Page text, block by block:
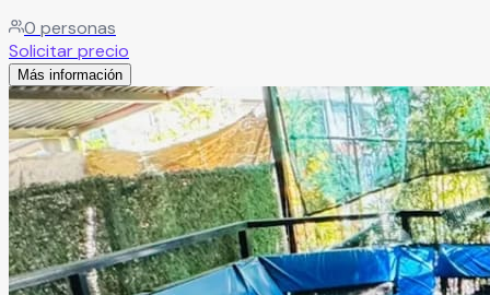
cualquier ocasión especial.
0 personas
Solicitar precio
Más información